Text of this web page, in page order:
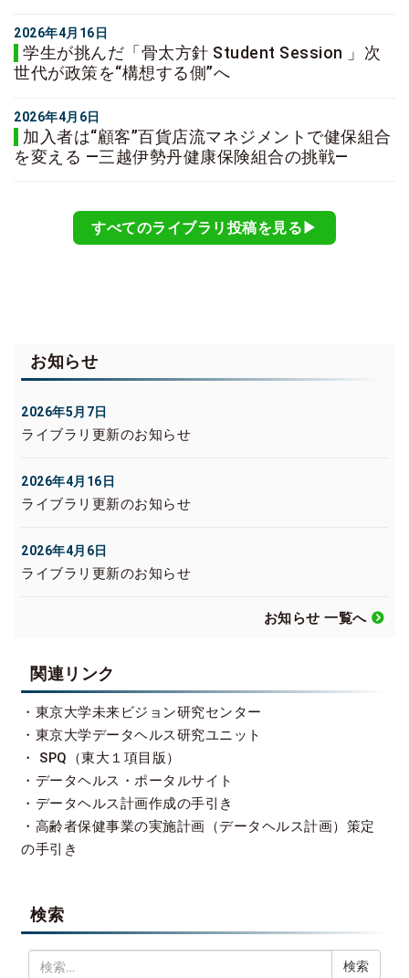
2026年4月16日
学生が挑んだ「骨太方針 Student Session 」次
世代が政策を“構想する側”へ
2026年4月6日
加入者は“顧客”百貨店流マネジメントで健保組合
を変える ―三越伊勢丹健康保険組合の挑戦―
すべてのライブラリ投稿を見る▶︎
お知らせ
2026年5月7日
ライブラリ更新のお知らせ
2026年4月16日
ライブラリ更新のお知らせ
2026年4月6日
ライブラリ更新のお知らせ
お知らせ 一覧へ
関連リンク
・ 東京大学未来ビジョン研究センター
・ 東京大学データヘルス研究ユニット
・ SPQ（東大１項目版）
・ データヘルス・ポータルサイト
・ データヘルス計画作成の手引き
・ 高齢者保健事業の実施計画（データヘルス計画）策定
の手引き
検索
検